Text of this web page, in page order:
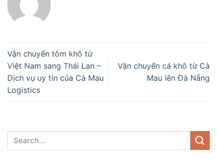
Vận chuyển tôm khô từ
Việt Nam sang Thái Lan –
Dịch vụ uy tín của Cà Mau
Logistics
Vận chuyển cá khô từ Cà
Mau lên Đà Nẵng